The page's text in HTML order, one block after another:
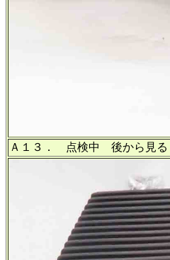
Ａ１３． 点検中 後から見る